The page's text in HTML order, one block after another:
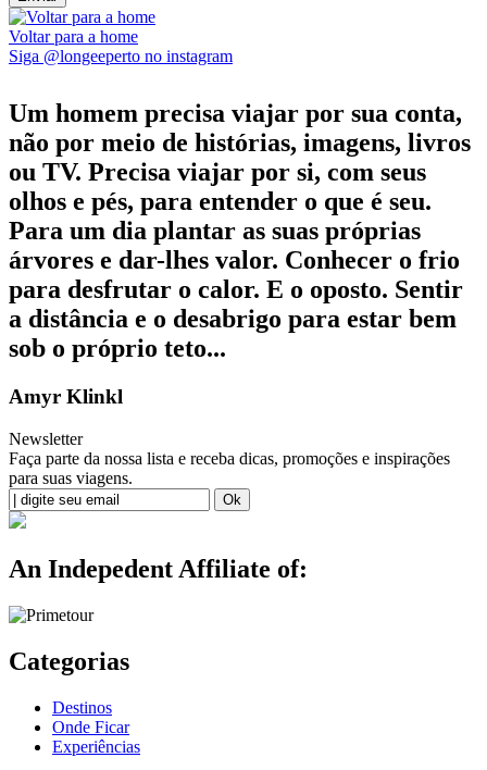
Voltar para a home
Siga @longeeperto no instagram
Um homem precisa viajar por sua conta,
não por meio de histórias, imagens, livros
ou TV. Precisa viajar por si, com seus
olhos e pés, para entender o que é seu.
Para um dia plantar as suas próprias
árvores e dar-lhes valor. Conhecer o frio
para desfrutar o calor. E o oposto. Sentir
a distância e o desabrigo para estar bem
sob o próprio teto...
Amyr Klinkl
Newsletter
Faça parte da nossa lista e receba dicas, promoções e inspirações
para suas viagens.
An Indepedent Affiliate of:
Categorias
Destinos
Onde Ficar
Experiências